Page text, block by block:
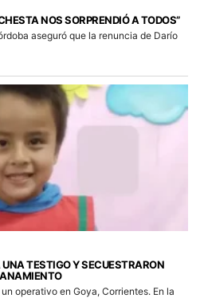
NOS SORPRENDIÓ A TODOS”
aseguró que la renuncia de Darío
TESTIGO Y SECUESTRARON
operativo en Goya, Corrientes. En la